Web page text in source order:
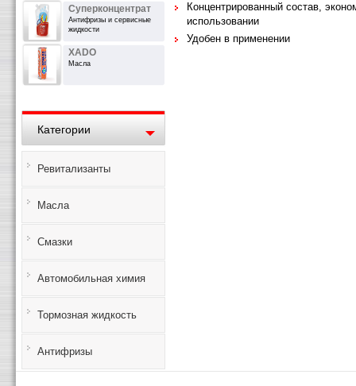
Суперконцентрат
Антифризы и сервисные
жидкости
XADO
Масла
Категории
Ревитализанты
Масла
Смазки
Автомобильная химия
Тормозная жидкость
Антифризы
Концентрированный состав,
использовании
Удобен в применении